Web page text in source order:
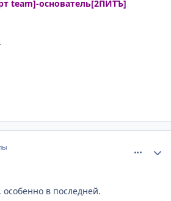
team]-основатель[2ПИТЪ]
в последней.